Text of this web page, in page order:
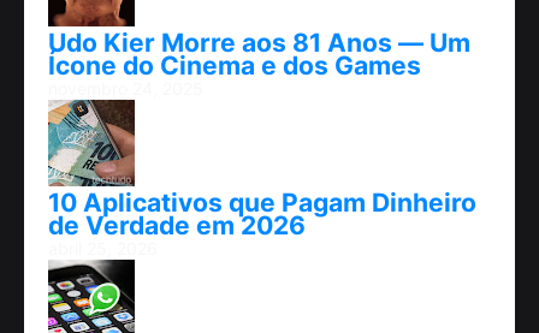
Udo Kier Morre aos 81 Anos — Um
Ícone do Cinema e dos Games
10 Aplicativos que Pagam Dinheiro
de Verdade em 2026